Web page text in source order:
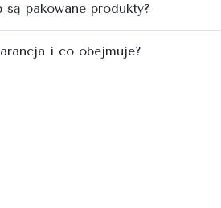
pakowane produkty?
i co obejmuje?